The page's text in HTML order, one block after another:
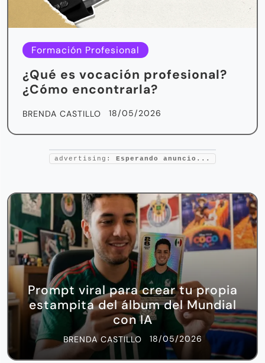
Formación Profesional
¿Qué es vocación profesional?
¿Cómo encontrarla?
BRENDA CASTILLO 18/05/2026
advertising: Esperando anuncio...
Prompt viral para crear tu propia
estampita del álbum del Mundial
con IA
BRENDA CASTILLO 18/05/2026